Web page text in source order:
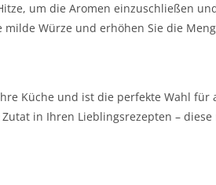
um die Aromen einzuschließen
Würze und erhöhen Sie die
Küche und ist die perfekte Wahl für
in Ihren Lieblingsrezepten –